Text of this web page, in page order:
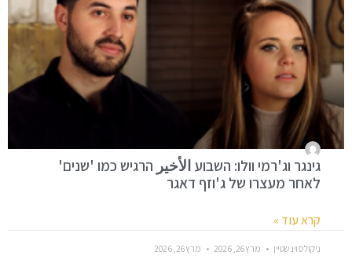
גינגר וג'רמי וולו: השבוע الأخير הרגיש כמו 'שנים'
לאחר מעצרו של ג'וזף דאגר
קרא עוד »
ניקולס וינשטיין מרץ 26, 2026 מרץ 26, 2026